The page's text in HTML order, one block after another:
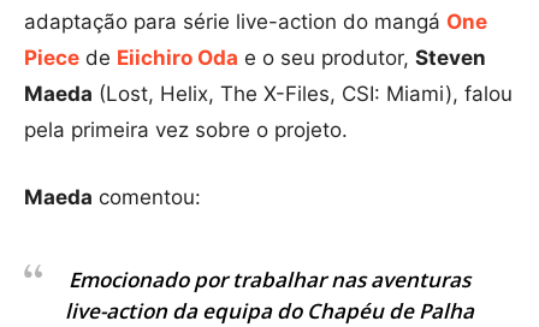
adaptação para série live-action do mangá One
Piece de Eiichiro Oda e o seu produtor, Steven
Maeda (Lost, Helix, The X-Files, CSI: Miami), falou
pela primeira vez sobre o projeto.
Maeda comentou:
Emocionado por trabalhar nas aventuras
live-action da equipa do Chapéu de Palha